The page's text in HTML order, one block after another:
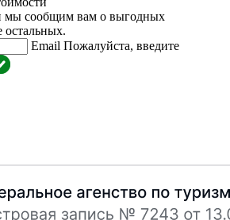
мы сообщим вам о выгодных
остальных.
Email Пожалуйста, введите